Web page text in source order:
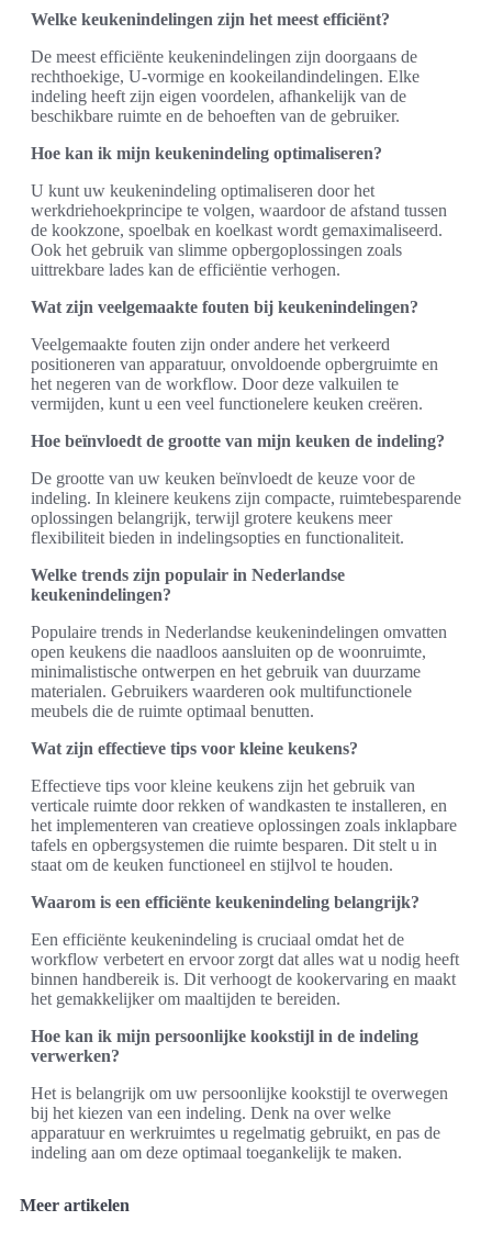
Welke keukenindelingen zijn het meest efficiënt?
De meest efficiënte keukenindelingen zijn doorgaans de
rechthoekige, U-vormige en kookeilandindelingen. Elke
indeling heeft zijn eigen voordelen, afhankelijk van de
beschikbare ruimte en de behoeften van de gebruiker.
Hoe kan ik mijn keukenindeling optimaliseren?
U kunt uw keukenindeling optimaliseren door het
werkdriehoekprincipe te volgen, waardoor de afstand tussen
de kookzone, spoelbak en koelkast wordt gemaximaliseerd.
Ook het gebruik van slimme opbergoplossingen zoals
uittrekbare lades kan de efficiëntie verhogen.
Wat zijn veelgemaakte fouten bij keukenindelingen?
Veelgemaakte fouten zijn onder andere het verkeerd
positioneren van apparatuur, onvoldoende opbergruimte en
het negeren van de workflow. Door deze valkuilen te
vermijden, kunt u een veel functionelere keuken creëren.
Hoe beïnvloedt de grootte van mijn keuken de indeling?
De grootte van uw keuken beïnvloedt de keuze voor de
indeling. In kleinere keukens zijn compacte, ruimtebesparende
oplossingen belangrijk, terwijl grotere keukens meer
flexibiliteit bieden in indelingsopties en functionaliteit.
Welke trends zijn populair in Nederlandse
keukenindelingen?
Populaire trends in Nederlandse keukenindelingen omvatten
open keukens die naadloos aansluiten op de woonruimte,
minimalistische ontwerpen en het gebruik van duurzame
materialen. Gebruikers waarderen ook multifunctionele
meubels die de ruimte optimaal benutten.
Wat zijn effectieve tips voor kleine keukens?
Effectieve tips voor kleine keukens zijn het gebruik van
verticale ruimte door rekken of wandkasten te installeren, en
het implementeren van creatieve oplossingen zoals inklapbare
tafels en opbergsystemen die ruimte besparen. Dit stelt u in
staat om de keuken functioneel en stijlvol te houden.
Waarom is een efficiënte keukenindeling belangrijk?
Een efficiënte keukenindeling is cruciaal omdat het de
workflow verbetert en ervoor zorgt dat alles wat u nodig heeft
binnen handbereik is. Dit verhoogt de kookervaring en maakt
het gemakkelijker om maaltijden te bereiden.
Hoe kan ik mijn persoonlijke kookstijl in de indeling
verwerken?
Het is belangrijk om uw persoonlijke kookstijl te overwegen
bij het kiezen van een indeling. Denk na over welke
apparatuur en werkruimtes u regelmatig gebruikt, en pas de
indeling aan om deze optimaal toegankelijk te maken.
Meer artikelen